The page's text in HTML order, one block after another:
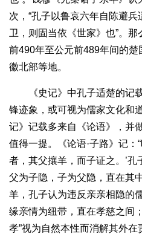
次，“孔子以鲁哀六年自陈避
卫，则固当依《世家》也”。
前490年至公元前489年间的
徽北部等地。
《史记》中孔子适楚的记载
锋迹象，或可视为儒家文化和
记》记载多来自《论语》，并
值得一提。《论语·子路》记：
者，其父攘羊，而子证之。’孔
父为子隐，子为父隐，直在其
羊，孔子认为违反亲亲相隐的
缘亲情为纽带，直在孝慈之间
孝”视为自然本性而消解其外在